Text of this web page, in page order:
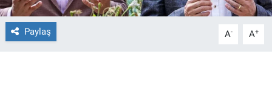
Paylaş A- A+
Gün Bitiyor